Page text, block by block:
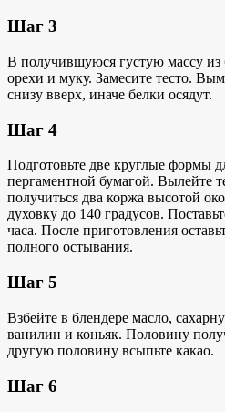
Шаг 3
В получившуюся густую массу из
орехи и муку. Замесите тесто.
снизу вверх, иначе белки осядут.
Шаг 4
Подготовьте две круглые формы
пергаментной бумагой. Вылейте
получиться два коржа высотой
духовку до 140 градусов.
часа. После приготовления
полного остывания.
Шаг 5
Взбейте в блендере масло,
ванилин и коньяк. Половину
другую половину всыпьте какао.
Шаг 6